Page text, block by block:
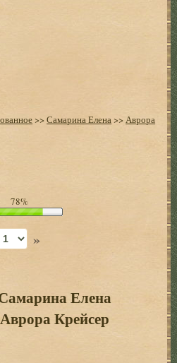
>>Самарина Елена>>Аврора
78%
»
Елена
Аврора Крейсер